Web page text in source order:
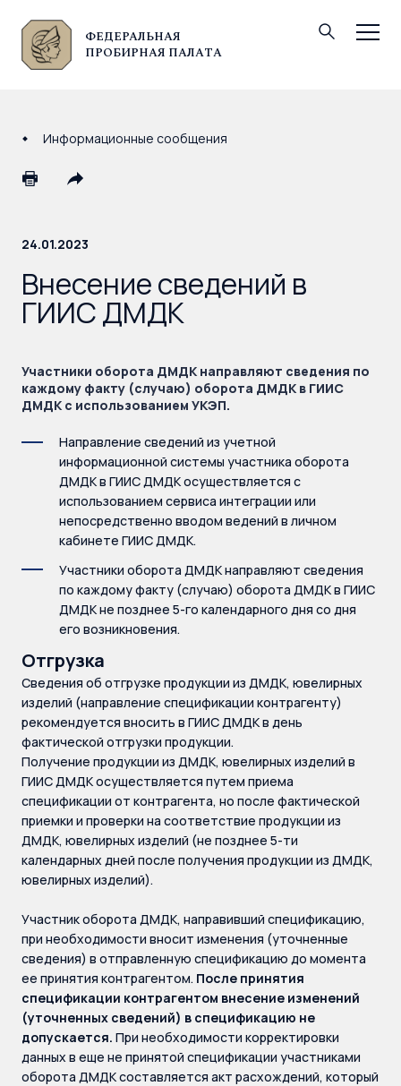
ФЕДЕРАЛЬНАЯ
ПРОБИРНАЯ ПАЛАТА
© Федеральная пробирная палата, 2026
Информационные сообщения
24.01.2023
Внесение сведений в
ГИИС ДМДК
Участники оборота ДМДК направляют сведения по
каждому факту (случаю) оборота ДМДК в ГИИС
ДМДК с использованием УКЭП.
Направление сведений из учетной
информационной системы участника оборота
ДМДК в ГИИС ДМДК осуществляется с
использованием сервиса интеграции или
непосредственно вводом ведений в личном
кабинете ГИИС ДМДК.
Участники оборота ДМДК направляют сведения
по каждому факту (случаю) оборота ДМДК в ГИИС
ДМДК не позднее 5-го календарного дня со дня
его возникновения.
Отгрузка
Сведения об отгрузке продукции из ДМДК, ювелирных
изделий (направление спецификации контрагенту)
рекомендуется вносить в ГИИС ДМДК в день
фактической отгрузки продукции.
Получение продукции из ДМДК, ювелирных изделий в
ГИИС ДМДК осуществляется путем приема
спецификации от контрагента, но после фактической
приемки и проверки на соответствие продукции из
ДМДК, ювелирных изделий (не позднее 5-ти
календарных дней после получения продукции из ДМДК,
ювелирных изделий).
Участник оборота ДМДК, направивший спецификацию,
при необходимости вносит изменения (уточненные
сведения) в отправленную спецификацию до момента
ее принятия контрагентом. После принятия
спецификации контрагентом внесение изменений
(уточненных сведений) в спецификацию не
допускается. При необходимости корректировки
данных в еще не принятой спецификации участниками
оборота ДМДК составляется акт расхождений, который